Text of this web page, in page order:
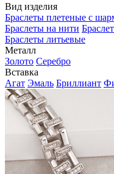
Вид изделия
Браслеты плетеные с
Браслеты на нити
Браслеты литьевые
Металл
Золото Серебро
Вставка
Агат Эмаль Бриллиант